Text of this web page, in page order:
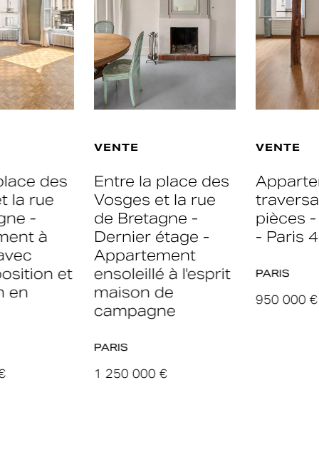
Entre la place des
Vosges et la rue
de Bretagne -
Dernier étage -
Appartement
ensoleillé à l'esprit
maison de
Appartement
traversant - 3
pièces - 81,82 m²
- Paris 4ème
PARIS
950 000 €